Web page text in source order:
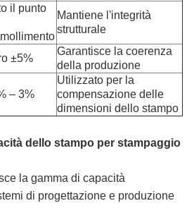
il punto
Mantiene l'integrità
strutturale
±5%
Garantisce la coerenza
della produzione
– 3%
Utilizzato per la
compensazione delle
dimensioni dello stampo
dello stampo per stampaggio
la gamma di capacità
di progettazione e produzione